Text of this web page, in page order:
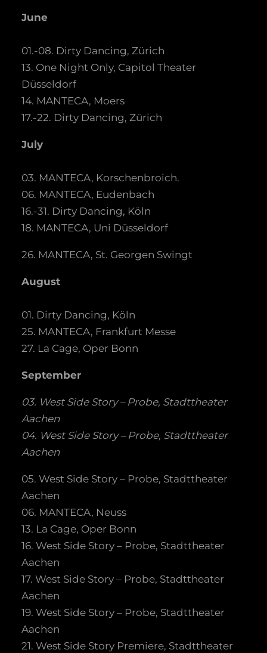
June
01.-08. Dirty Dancing, Zürich
13. One Night Only, Capitol Theater
Düsseldorf
14. MANTECA, Moers
17.-22. Dirty Dancing, Zürich
July
03. MANTECA, Korschenbroich.
06. MANTECA, Eudenbach
16.-31. Dirty Dancing, Köln
18. MANTECA, Uni Düsseldorf
26. MANTECA, St. Georgen Swingt
August
01. Dirty Dancing, Köln
25. MANTECA, Frankfurt Messe
27. La Cage, Oper Bonn
September
03. West Side Story – Probe, Stadttheater
Aachen
04. West Side Story – Probe, Stadttheater
Aachen
05. West Side Story – Probe, Stadttheater
Aachen
06. MANTECA, Neuss
13. La Cage, Oper Bonn
16. West Side Story – Probe, Stadttheater
Aachen
17. West Side Story – Probe, Stadttheater
Aachen
19. West Side Story – Probe, Stadttheater
Aachen
21. West Side Story Premiere, Stadttheater